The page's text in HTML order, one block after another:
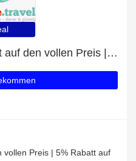
Erhalten Sie 55% Rabatt auf den vollen Preis | 5% Rabatt auf Familienhotel Replerhof
vollen Preis | 5% Rabatt auf